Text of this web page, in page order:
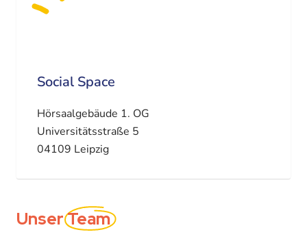
Social Space
Hörsaalgebäude 1. OG
Universitätsstraße 5
04109 Leipzig
UnserTeam